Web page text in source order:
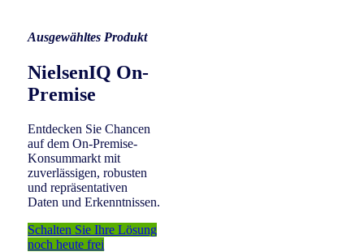
Ausgewähltes Produkt
NielsenIQ On-
Premise
Entdecken Sie Chancen
auf dem On-Premise-
Konsummarkt mit
zuverlässigen, robusten
und repräsentativen
Daten und Erkenntnissen.
Schalten Sie Ihre Lösung
noch heute frei